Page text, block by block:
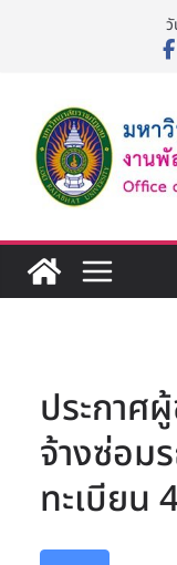
ประกาศ
จ้างซ่อม
ทะเบียน